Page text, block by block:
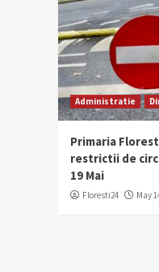
Administratie
Primaria
restrictii de
19 Mai
Floresti24 May